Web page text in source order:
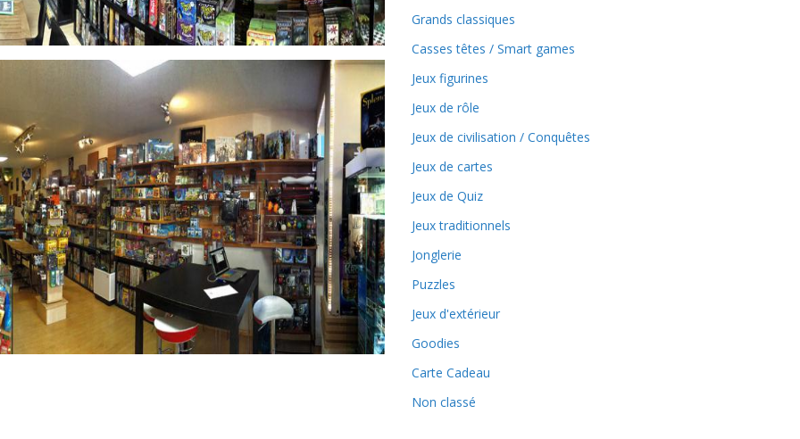
Grands classiques
Casses têtes / Smart games
Jeux figurines
Jeux de rôle
Jeux de civilisation / Conquêtes
Jeux de cartes
Jeux de Quiz
Jeux traditionnels
Jonglerie
Puzzles
Jeux d'extérieur
Goodies
Carte Cadeau
Non classé